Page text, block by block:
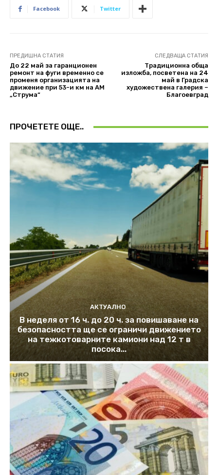
Facebook Twitter
ПРЕДИШНА СТАТИЯ
До 22 май за гаранционен
ремонт на фуги временно се
променя организацията на
движение при 53-и км на АМ
„Струма“
СЛЕДВАЩА СТАТИЯ
Tрадиционна обща
изложба, посветена на 24
май в Градска
художествена галерия –
Благоевград
ПРОЧЕТЕТЕ ОЩЕ..
АКТУАЛНО
В неделя от 16 ч. до 20 ч. за повишаване на
безопасността ще се ограничи движението
на тежкотоварните камиони над 12 т в
посока...